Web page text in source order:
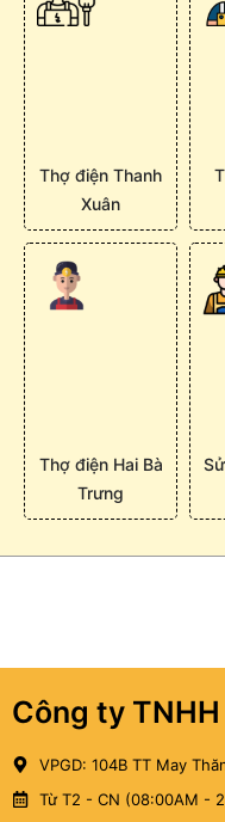
Thợ điện Thanh
Xuân
Thợ điện Hai Bà
Trưng
Công ty
VPGD: 104B TT May
Từ T2 - CN (08:00AM -